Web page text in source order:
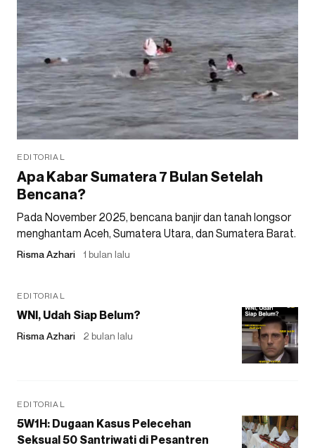
EDITORIAL
Apa Kabar Sumatera 7 Bulan Setelah
Bencana?
Pada November 2025, bencana banjir dan tanah longsor
menghantam Aceh, Sumatera Utara, dan Sumatera Barat.
Risma Azhari 1 bulan lalu
EDITORIAL
WNI, Udah Siap Belum?
Risma Azhari 2 bulan lalu
EDITORIAL
5W1H: Dugaan Kasus Pelecehan
Seksual 50 Santriwati di Pesantren